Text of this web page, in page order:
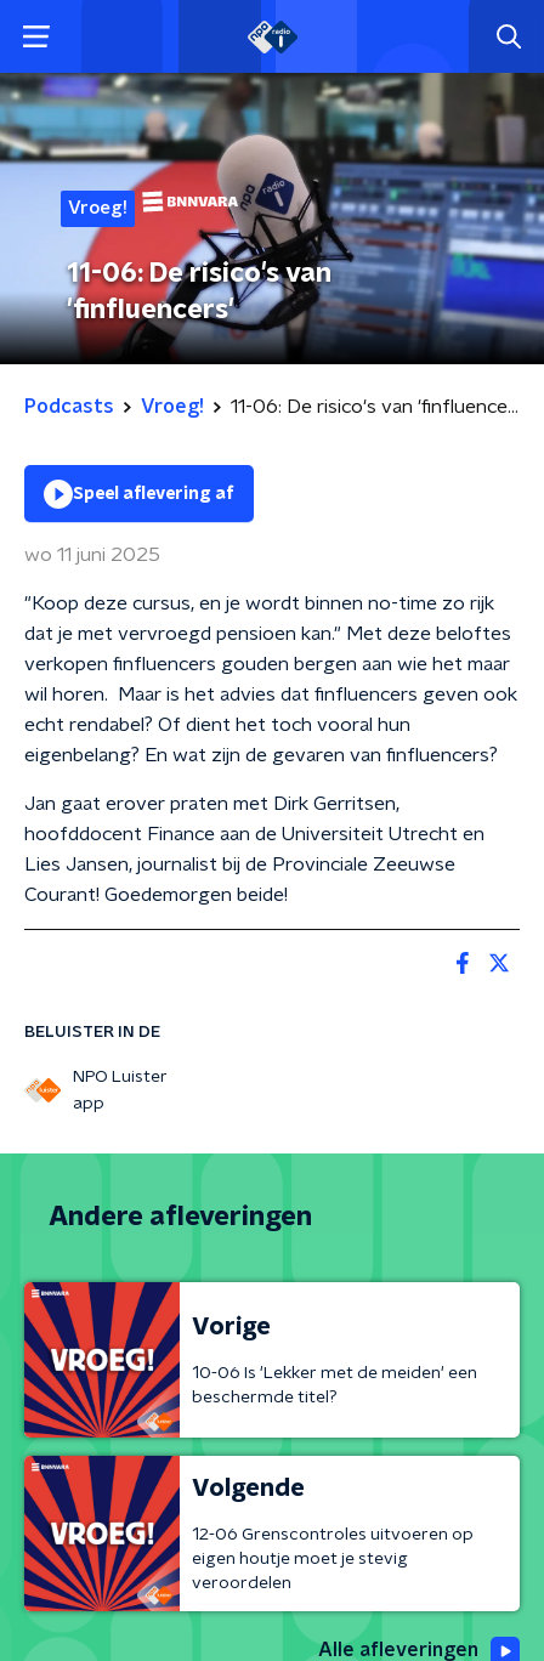
Vroeg!
11-06: De risico's van
'finfluencers'
Podcasts Vroeg! 11-06: De risico's van 'finfluencers'
BELUISTER IN DE
NPO Luister
app
Speel aflevering af
wo 11 juni 2025
"Koop deze cursus, en je wordt binnen no-time zo rijk
dat je met vervroegd pensioen kan." Met deze beloftes
verkopen finfluencers gouden bergen aan wie het maar
wil horen. Maar is het advies dat finfluencers geven ook
echt rendabel? Of dient het toch vooral hun
eigenbelang? En wat zijn de gevaren van finfluencers?
Jan gaat erover praten met Dirk Gerritsen,
hoofddocent Finance aan de Universiteit Utrecht en
Lies Jansen, journalist bij de Provinciale Zeeuwse
Courant! Goedemorgen beide!
Andere afleveringen
Vorige
10-06 Is 'Lekker met de meiden' een
beschermde titel?
Volgende
12-06 Grenscontroles uitvoeren op
eigen houtje moet je stevig
veroordelen
Alle afleveringen